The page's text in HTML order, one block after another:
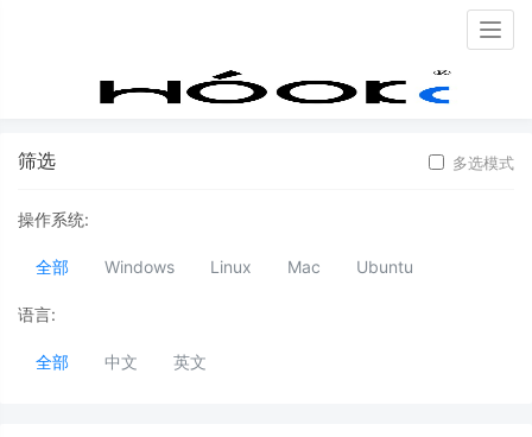
首页 运营
筛选 多选模式
操作系统:
全部 Windows Linux Mac Ubuntu
语言:
全部 中文 英文